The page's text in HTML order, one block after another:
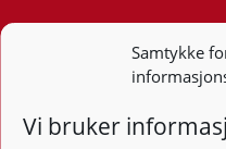
Samtykke
Vi bruker
55 59 75 00
post@kt.no